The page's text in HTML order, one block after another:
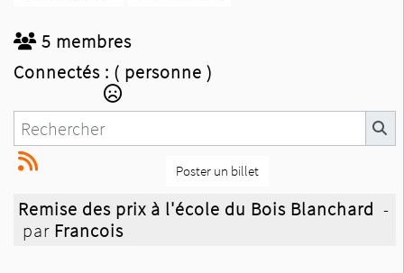
5 membres
Connectés : ( personne )
Poster un billet
Remise des prix à l'école du Bois Blanchard -
par Francois